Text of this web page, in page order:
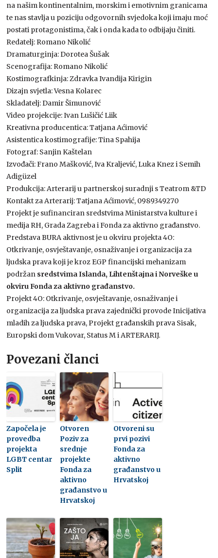
na našim kontinentalnim, morskim i emotivnim granicama
te nas stavlja u poziciju odgovornih svjedoka koji imaju moć
postati protagonistima, čak i onda kada to odbijaju činiti.
Redatelj: Romano Nikolić
Dramaturginja: Dorotea Šušak
Scenografija: Romano Nikolić
Kostimografkinja: Zdravka Ivandija Kirigin
Dizajn svjetla: Vesna Kolarec
Skladatelj: Damir Šimunović
Video projekcije: Ivan Lušičić Liik
Kreativna producentica: Tatjana Aćimović
Asistentica kostimografije: Tina Spahija
Fotograf: Sanjin Kaštelan
Izvođači: Frano Mašković, Iva Kraljević, Luka Knez i Semih
Adigüzel
Produkcija: Arterarij u partnerskoj suradnji s Teatrom &TD
Kontakt za Arterarij: Tatjana Aćimović, 0989349270
Projekt je sufinanciran sredstvima Ministarstva kulture i
medija RH, Grada Zagreba i Fonda za aktivno građanstvo.
Predstava BURA aktivnost je u okviru projekta 4O:
Otkrivanje, osvještavanje, osnaživanje i organizacija za
ljudska prava koji je kroz EGP financijski mehanizam
podržan sredstvima Islanda, Lihtenštajna i Norveške u
okviru Fonda za aktivno građanstvo.
Projekt 4O: Otkrivanje, osvještavanje, osnaživanje i
organizacija za ljudska prava zajednički provode Inicijativa
mladih za ljudska prava, Projekt građanskih prava Sisak,
Europski dom Vukovar, Status M i ARTERARIJ.
Povezani članci
Započela je
provedba
projekta
LGBT centar
Split
Otvoren
Poziv za
srednje
projekte
Fonda za
aktivno
građanstvo u
Hrvatskoj
Otvoreni su
prvi pozivi
Fonda za
aktivno
građanstvo u
Hrvatskoj